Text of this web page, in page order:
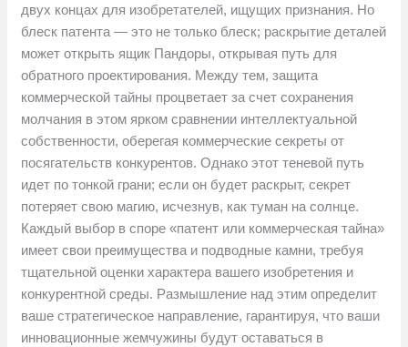
двух концах для изобретателей, ищущих признания. Но
блеск патента — это не только блеск; раскрытие деталей
может открыть ящик Пандоры, открывая путь для
обратного проектирования. Между тем, защита
коммерческой тайны процветает за счет сохранения
молчания в этом ярком сравнении интеллектуальной
собственности, оберегая коммерческие секреты от
посягательств конкурентов. Однако этот теневой путь
идет по тонкой грани; если он будет раскрыт, секрет
потеряет свою магию, исчезнув, как туман на солнце.
Каждый выбор в споре «патент или коммерческая тайна»
имеет свои преимущества и подводные камни, требуя
тщательной оценки характера вашего изобретения и
конкурентной среды. Размышление над этим определит
ваше стратегическое направление, гарантируя, что ваши
инновационные жемчужины будут оставаться в